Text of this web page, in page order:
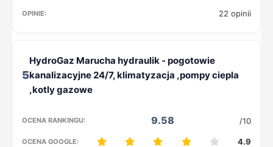
22 opinii
5
9.58 /10
4.9